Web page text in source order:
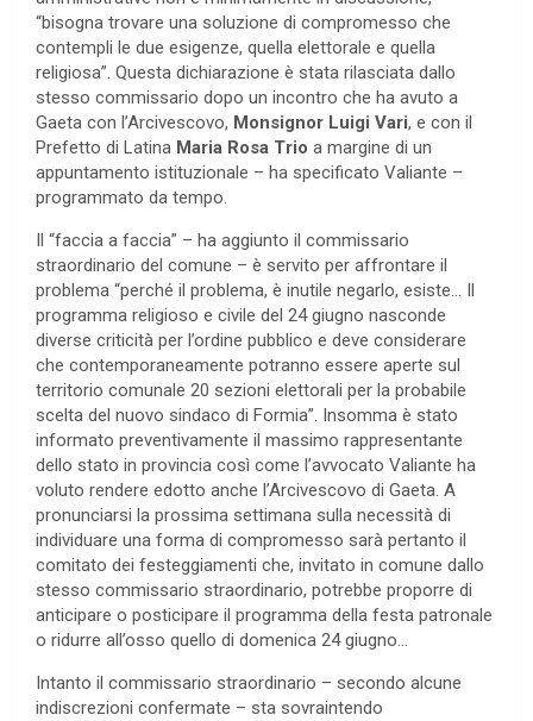
“bisogna trovare una soluzione di compromesso che
contempli le due esigenze, quella elettorale e quella
religiosa”. Questa dichiarazione è stata rilasciata dallo
stesso commissario dopo un incontro che ha avuto a
Gaeta con l’Arcivescovo, Monsignor Luigi Vari, e con il
Prefetto di Latina Maria Rosa Trio a margine di un
appuntamento istituzionale – ha specificato Valiante –
programmato da tempo.
Il “faccia a faccia” – ha aggiunto il commissario
straordinario del comune – è servito per affrontare il
problema “perché il problema, è inutile negarlo, esiste… Il
programma religioso e civile del 24 giugno nasconde
diverse criticità per l’ordine pubblico e deve considerare
che contemporaneamente potranno essere aperte sul
territorio comunale 20 sezioni elettorali per la probabile
scelta del nuovo sindaco di Formia”. Insomma è stato
informato preventivamente il massimo rappresentante
dello stato in provincia così come l’avvocato Valiante ha
voluto rendere edotto anche l’Arcivescovo di Gaeta. A
pronunciarsi la prossima settimana sulla necessità di
individuare una forma di compromesso sarà pertanto il
comitato dei festeggiamenti che, invitato in comune dallo
stesso commissario straordinario, potrebbe proporre di
anticipare o posticipare il programma della festa patronale
o ridurre all’osso quello di domenica 24 giugno…
Intanto il commissario straordinario – secondo alcune
indiscrezioni confermate – sta sovraintendo